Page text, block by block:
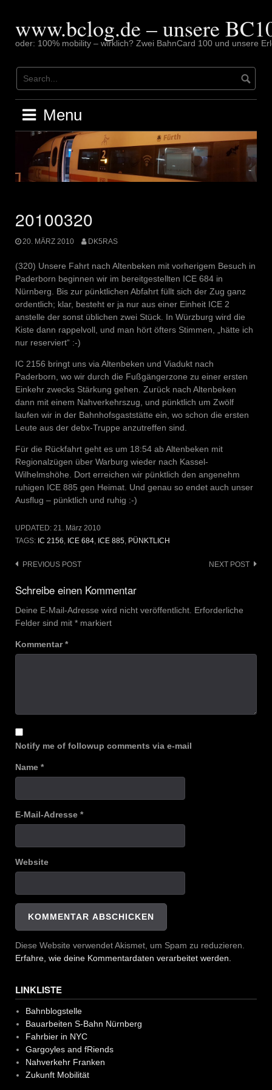
contentwww.bclog.de – unsere
oder: 100% mobility – wirklich? Zwei BahnCard 100 und unsere
Menu
20100320
20. MÄRZ 2010 DK5RAS
(320) Unsere Fahrt nach Altenbeken mit vorherigem Besuch in
Paderborn beginnen wir im bereitgestellten ICE 684 in
Nürnberg. Bis zur pünktlichen Abfahrt füllt sich der Zug ganz
ordentlich; klar, besteht er ja nur aus einer Einheit ICE 2
anstelle der sonst üblichen zwei Stück. In Würzburg wird die
Kiste dann rappelvoll, und man hört öfters Stimmen, „hätte ich
nur reserviert“ :-)
IC 2156 bringt uns via Altenbeken und Viadukt nach
Paderborn, wo wir durch die Fußgängerzone zu einer ersten
Einkehr zwecks Stärkung gehen. Zurück nach Altenbeken
dann mit einem Nahverkehrszug, und pünktlich um Zwölf
laufen wir in der Bahnhofsgaststätte ein, wo schon die ersten
Leute aus der debx-Truppe anzutreffen sind.
Für die Rückfahrt geht es um 18:54 ab Altenbeken mit
Regionalzügen über Warburg wieder nach Kassel-
Wilhelmshöhe. Dort erreichen wir pünktlich den angenehm
ruhigen ICE 885 gen Heimat. Und genau so endet auch unser
Ausflug – pünktlich und ruhig :-)
UPDATED: 21. März 2010
TAGS: IC 2156, ICE 684, ICE 885, PÜNKTLICH
Post
navigation
PREVIOUS POST NEXT POST
Schreibe einen Kommentar
Deine E-Mail-Adresse wird nicht veröffentlicht. Erforderliche
Felder sind mit * markiert
Kommentar*
Notify me of followup comments via e-mail
Name *
E-Mail-Adresse *
Website
Diese Website verwendet Akismet, um Spam zu reduzieren.
Erfahre, wie deine Kommentardaten verarbeitet werden.
LINKLISTE
Bahnblogstelle
Bauarbeiten S-Bahn Nürnberg
Fahrbier in NYC
Gargoyles and fRiends
Nahverkehr Franken
Zukunft Mobilität